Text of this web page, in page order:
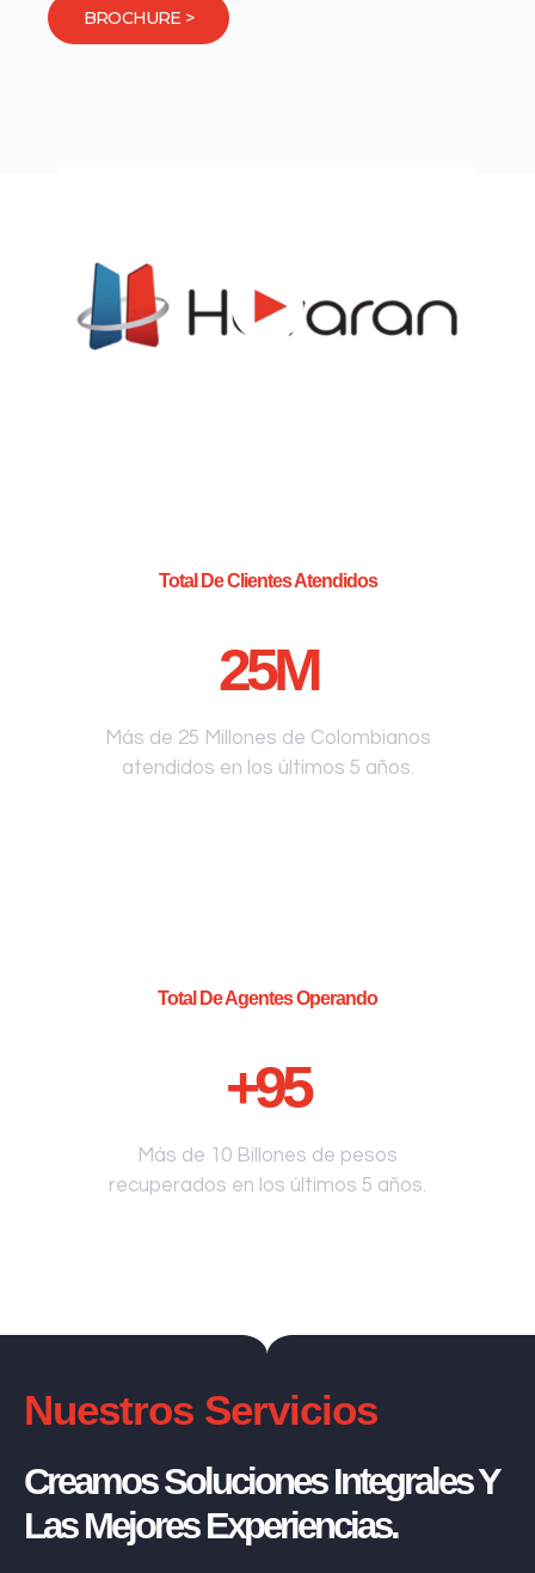
BROCHURE >
Total De Clientes Atendidos
25M
Más de 25 Millones de Colombianos
atendidos en los últimos 5 años.
Total De Agentes Operando
+95
Más de 10 Billones de pesos
recuperados en los últimos 5 años.
Nuestros Servicios
Creamos Soluciones Integrales Y
Las Mejores Experiencias.